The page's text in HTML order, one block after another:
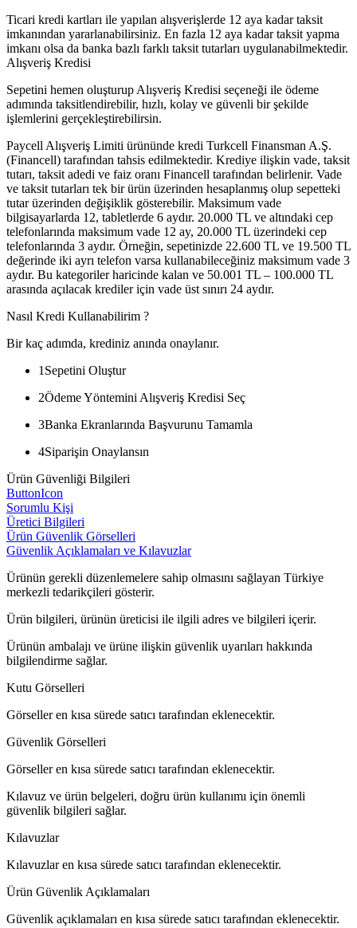
Ticari kredi kartları ile yapılan alışverişlerde 12 aya kadar taksit
imkanından yararlanabilirsiniz. En fazla 12 aya kadar taksit yapma
imkanı olsa da banka bazlı farklı taksit tutarları uygulanabilmektedir.
Alışveriş Kredisi
Sepetini hemen oluşturup Alışveriş Kredisi seçeneği ile ödeme
adımında taksitlendirebilir, hızlı, kolay ve güvenli bir şekilde
işlemlerini gerçekleştirebilirsin.
Paycell Alışveriş Limiti ürününde kredi Turkcell Finansman A.Ş.
(Financell) tarafından tahsis edilmektedir. Krediye ilişkin vade, taksit
tutarı, taksit adedi ve faiz oranı Financell tarafından belirlenir. Vade
ve taksit tutarları tek bir ürün üzerinden hesaplanmış olup sepetteki
tutar üzerinden değişiklik gösterebilir. Maksimum vade
bilgisayarlarda 12, tabletlerde 6 aydır. 20.000 TL ve altındaki cep
telefonlarında maksimum vade 12 ay, 20.000 TL üzerindeki cep
telefonlarında 3 aydır. Örneğin, sepetinizde 22.600 TL ve 19.500 TL
değerinde iki ayrı telefon varsa kullanabileceğiniz maksimum vade 3
aydır. Bu kategoriler haricinde kalan ve 50.001 TL – 100.000 TL
arasında açılacak krediler için vade üst sınırı 24 aydır.
Nasıl Kredi Kullanabilirim ?
Bir kaç adımda, krediniz anında onaylanır.
1 Sepetini Oluştur
2Ödeme Yöntemini Alışveriş Kredisi Seç
3Banka Ekranlarında Başvurunu Tamamla
4Siparişin Onaylansın
Ürün Güvenliği Bilgileri
ButtonIcon
Sorumlu Kişi
Üretici Bilgileri
Ürün Güvenlik Görselleri
Güvenlik Açıklamaları ve Kılavuzlar
Ürünün gerekli düzenlemelere sahip olmasını sağlayan Türkiye
merkezli tedarikçileri gösterir.
Ürün bilgileri, ürünün üreticisi ile ilgili adres ve bilgileri içerir.
Ürünün ambalajı ve ürüne ilişkin güvenlik uyarıları hakkında
bilgilendirme sağlar.
Kutu Görselleri
Görseller en kısa sürede satıcı tarafından eklenecektir.
Güvenlik Görselleri
Görseller en kısa sürede satıcı tarafından eklenecektir.
Kılavuz ve ürün belgeleri, doğru ürün kullanımı için önemli
güvenlik bilgileri sağlar.
Kılavuzlar
Kılavuzlar en kısa sürede satıcı tarafından eklenecektir.
Ürün Güvenlik Açıklamaları
Güvenlik açıklamaları en kısa sürede satıcı tarafından eklenecektir.